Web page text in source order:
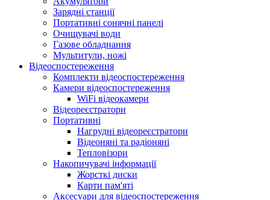
Зарядні станції
Портативні сонячні панелі
Очищувачі води
Газове обладнання
Мультитули, ножі
Відеоспостереження
Комплекти відеоспостереження
Камери відеоспостереження
WiFi відеокамери
Відеореєстратори
Портативні
Нагрудні відеореєстратори
Відеоняні та радіоняні
Тепловізори
Накопичувачі інформації
Жорсткі диски
Карти пам'яті
Аксесуари для відеоспостереження